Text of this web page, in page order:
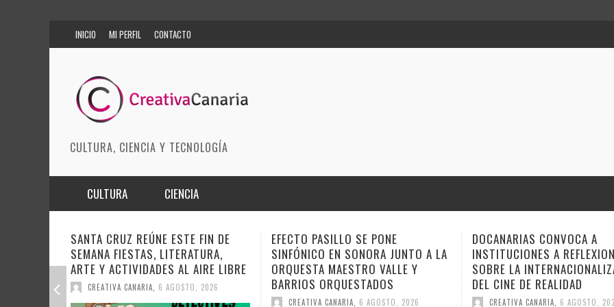
INICIO MI PERFIL CONTACTO
CULTURA, CIENCIA Y TECNOLOGÍA
CULTURA
ARTES ESCÉNICAS
MODA
CIENCIA
INNOVACIÓN
CIENCIAS DE LA TIERRA
EFECTO PASILLO SE PONE
SINFÓNICO EN SONORA JUNTO A LA
ORQUESTA MAESTRO VALLE Y
BARRIOS ORQUESTADOS
CREATIVA CANARIA, 6 AGOSTO, 2026
DOCANARIAS CONVOCA A
INSTITUCIONES A REFLEXIONAR
SOBRE LA INTERNACIONALIZACIÓN
DEL CINE DE REALIDAD
CREATIVA CANARIA 6 AGOSTO, 2026
ANA TOVAR, FIDEL GALBÁN Y
GEMAGE LLEVAN SUS
ESTE FIN DE SEMANA A
CUENTO
CREATIVA CANARIA 6 AGOSTO,